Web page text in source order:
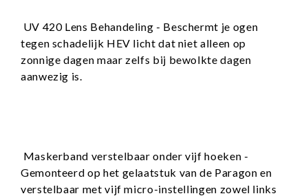
UV 420 Lens Behandeling - Beschermt je ogen
tegen schadelijk HEV licht dat niet alleen op
zonnige dagen maar zelfs bij bewolkte dagen
aanwezig is.
Maskerband verstelbaar onder vijf hoeken -
Gemonteerd op het gelaatstuk van de Paragon en
verstelbaar met vijf micro-instellingen zowel links